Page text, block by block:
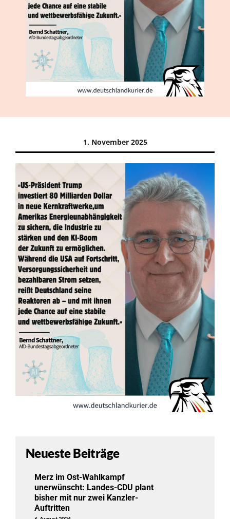
1. November 2025
Neueste Beiträge
Merz im Ost-Wahlkampf
unerwünscht: Landes-CDU plant
bisher mit nur zwei Kanzler-
Auftritten